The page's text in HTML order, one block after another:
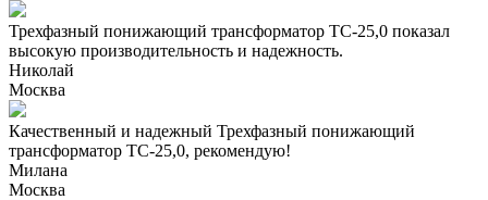
Трехфазный понижающий трансформатор ТС-25,0 показал
высокую производительность и надежность.
Николай
Москва
Качественный и надежный Трехфазный понижающий
трансформатор ТС-25,0, рекомендую!
Милана
Москва